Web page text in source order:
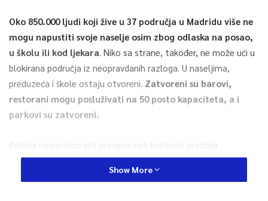
Oko 850.000 ljudi koji žive u 37 područja u Madridu više ne
mogu napustiti svoje naselje osim zbog odlaska na posao,
u školu ili kod ljekara . Niko sa strane, također, ne može ući u
blokirana područja iz neopravdanih razloga. U naseljima,
preduzeća i škole ostaju otvoreni. Zatvoreni su barovi,
restorani mogu posluživati na 50 posto kapaciteta, a i
parkovi su zatvoreni.
Policija nasumično vrši provjere radi kontrole protoka
stanovništva. Također, preko zvučnika iz patrolnih automobila
upozoravaju građane na nove mjere. Svim pogođenim
Show More